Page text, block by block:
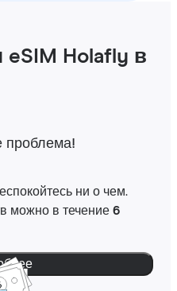
Holafly в
проблема!
ни о чем.
можно в течение 6